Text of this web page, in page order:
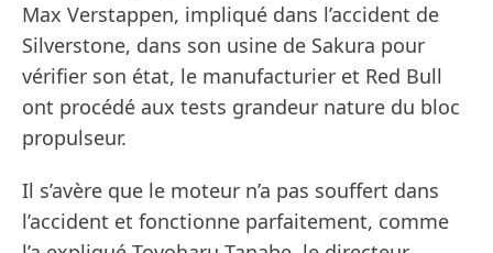
Max Verstappen, impliqué dans l’accident de
Silverstone, dans son usine de Sakura pour
vérifier son état, le manufacturier et Red Bull
ont procédé aux tests grandeur nature du bloc
propulseur.
Il s’avère que le moteur n’a pas souffert dans
l’accident et fonctionne parfaitement, comme